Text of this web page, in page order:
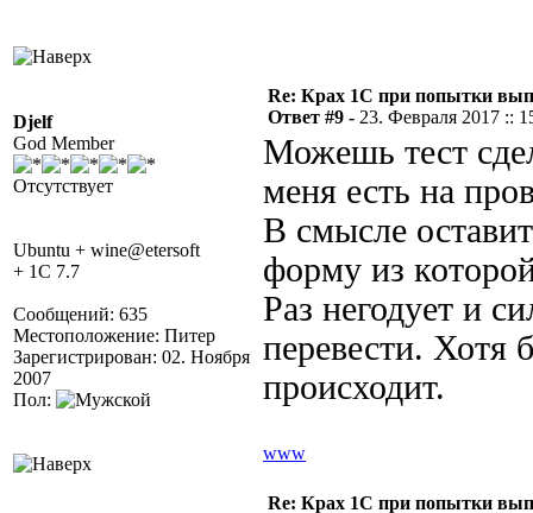
Djelf
God Member
Отсутствует
Ubuntu + wine@etersoft
+ 1C 7.7
Сообщений: 635
Местоположение: Питер
Зарегистрирован: 02. Ноября
2007
Пол:
Re: Крах 1С при попытки
Ответ #9 - 23. Февраля 2017 ::
Можешь тест
меня есть на
В смысле
форму из
Раз негодует и
перевести. Хотя
происходит.
www
Re: Крах 1С при попытки